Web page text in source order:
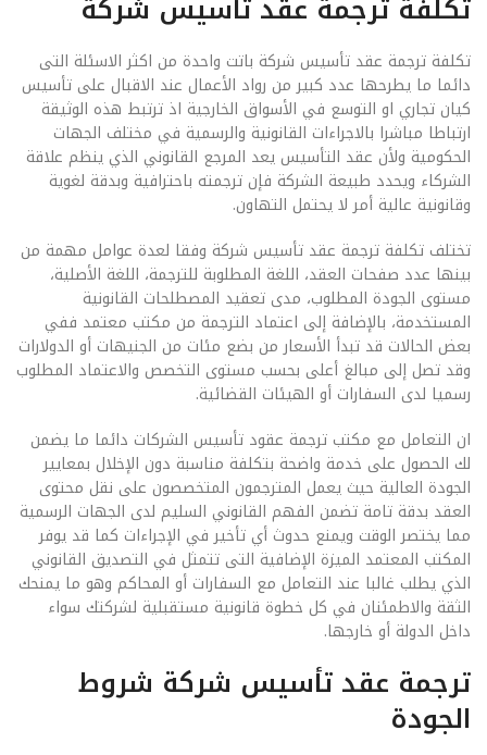
تكلفة ترجمة عقد تأسيس شركة
تكلفة ترجمة عقد تأسيس شركة باتت واحدة من اكثر الاسئلة التى
دائما ما يطرحها عدد كبير من رواد الأعمال عند الاقبال على تأسيس
كيان تجاري او التوسع في الأسواق الخارجية اذ ترتبط هذه الوثيقة
ارتباطا مباشرا بالاجراءات القانونية والرسمية في مختلف الجهات
الحكومية ولأن عقد التأسيس يعد المرجع القانوني الذي ينظم علاقة
الشركاء ويحدد طبيعة الشركة فإن ترجمته باحترافية وبدقة لغوية
وقانونية عالية أمر لا يحتمل التهاون.
تختلف تكلفة ترجمة عقد تأسيس شركة وفقا لعدة عوامل مهمة من
بينها عدد صفحات العقد، اللغة المطلوبة للترجمة، اللغة الأصلية،
مستوى الجودة المطلوب، مدى تعقيد المصطلحات القانونية
المستخدمة، بالإضافة إلى اعتماد الترجمة من مكتب معتمد ففي
بعض الحالات قد تبدأ الأسعار من بضع مئات من الجنيهات أو الدولارات
وقد تصل إلى مبالغ أعلى بحسب مستوى التخصص والاعتماد المطلوب
رسميا لدى السفارات أو الهيئات القضائية.
ان التعامل مع مكتب ترجمة عقود تأسيس الشركات دائما ما يضمن
لك الحصول على خدمة واضحة بتكلفة مناسبة دون الإخلال بمعايير
الجودة العالية حيث يعمل المترجمون المتخصصون على نقل محتوى
العقد بدقة تامة تضمن الفهم القانوني السليم لدى الجهات الرسمية
مما يختصر الوقت ويمنع حدوث أي تأخير في الإجراءات كما قد يوفر
المكتب المعتمد الميزة الإضافية التى تتمثل في التصديق القانوني
الذي يطلب غالبا عند التعامل مع السفارات أو المحاكم وهو ما يمنحك
الثقة والاطمئنان في كل خطوة قانونية مستقبلية لشركتك سواء
داخل الدولة أو خارجها.
ترجمة عقد تأسيس شركة شروط
الجودة